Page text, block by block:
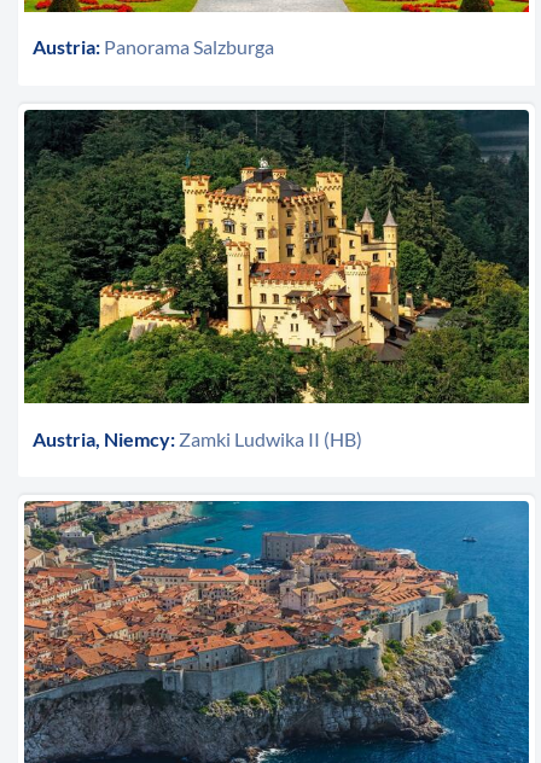
Austria: Panorama Salzburga
Austria, Niemcy: Zamki Ludwika II (HB)